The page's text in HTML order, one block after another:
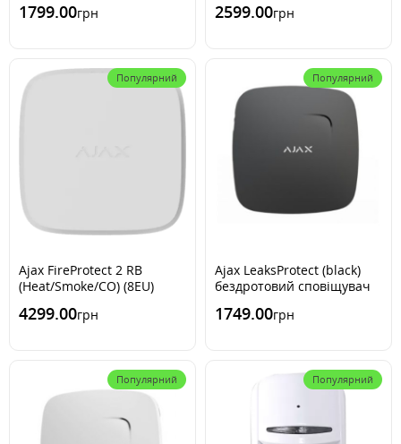
1799.00грн 2599.00грн
Популярний
Ajax FireProtect 2 RB
(Heat/Smoke/CO) (8EU)
сповіщувач диму,
4299.00грн
Популярний
Ajax LeaksProtect (black)
бездротовий сповіщувач
1749.00грн
Популярний Популярний